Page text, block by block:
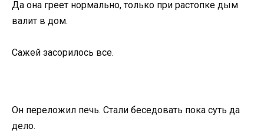
Да она греет нормально, только при растопке дым
валит в дом.
Сажей засорилось все.
Он переложил печь. Стали беседовать пока суть да
дело.